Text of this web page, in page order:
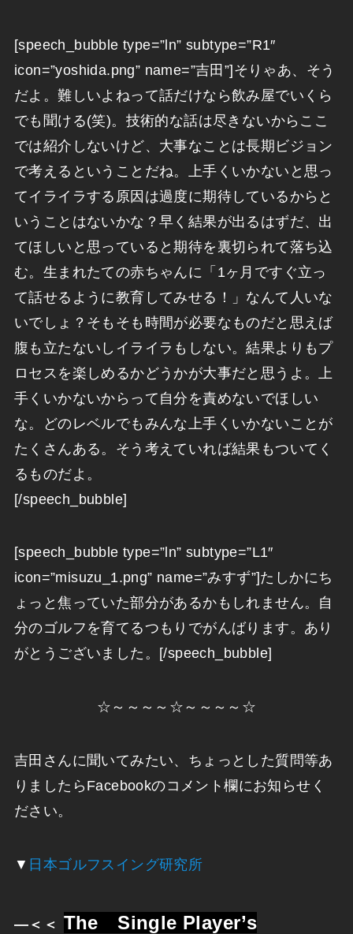
[speech_bubble type=”ln” subtype=”R1″
icon=”yoshida.png” name=”吉田”]そりゃあ、そう
だよ。難しいよねって話だけなら飲み屋でいくら
でも聞ける(笑)。技術的な話は尽きないからここ
では紹介しないけど、大事なことは長期ビジョン
で考えるということだね。上手くいかないと思っ
てイライラする原因は過度に期待しているからと
いうことはないかな？早く結果が出るはずだ、出
てほしいと思っていると期待を裏切られて落ち込
む。生まれたての赤ちゃんに「1ヶ月ですぐ立っ
て話せるように教育してみせる！」なんて人いな
いでしょ？そもそも時間が必要なものだと思えば
腹も立たないしイライラもしない。結果よりもプ
ロセスを楽しめるかどうかが大事だと思うよ。上
手くいかないからって自分を責めないでほしい
な。どのレベルでもみんな上手くいかないことが
たくさんある。そう考えていれば結果もついてく
るものだよ。
[/speech_bubble]
[speech_bubble type=”ln” subtype=”L1″
icon=”misuzu_1.png” name=”みすず”]たしかにち
ょっと焦っていた部分があるかもしれません。自
分のゴルフを育てるつもりでがんばります。あり
がとうございました。[/speech_bubble]
☆～～～～☆～～～～☆
吉田さんに聞いてみたい、ちょっとした質問等あ
りましたらFacebookのコメント欄にお知らせく
ださい。
▼ 日本ゴルフスイング研究所
— ＜＜ The Single Player’s